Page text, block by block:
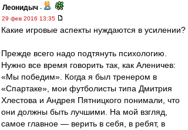
Леонидыч -
29 фев 2016 13:35
Какие игровые аспекты нуждаются в усилении?
Прежде всего надо подтянуть психологию.
Нужно все время говорить так, как Аленичев:
«Мы победим». Когда я был тренером в
«Спартаке», мои футболисты типа Дмитрия
Хлестова и Андрея Пятницкого понимали, что
они должны быть лучшими. На мой взгляд,
самое главное — верить в себя, в ребят, в